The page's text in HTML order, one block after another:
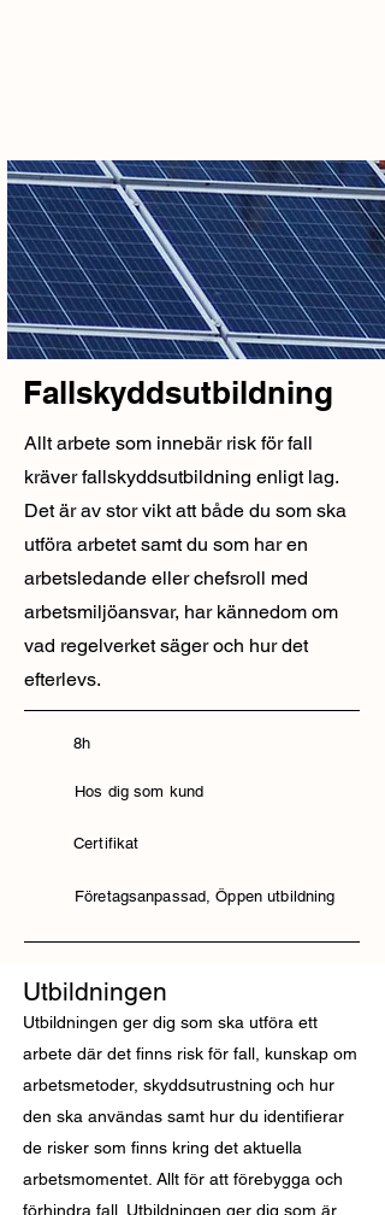
Fallskyddsutbildning
Allt arbete som innebär risk för fall
kräver fallskyddsutbildning enligt lag.
Det är av stor vikt att både du som ska
utföra arbetet samt du som har en
arbetsledande eller chefsroll med
arbetsmiljöansvar, har kännedom om
vad regelverket säger och hur det
efterlevs.
8h
Hos dig som kund
Certifikat
Företagsanpassad, Öppen utbildning
Utbildningen
Utbildningen ger dig som ska utföra ett
arbete där det finns risk för fall, kunskap om
arbetsmetoder, skyddsutrustning och hur
den ska användas samt hur du identifierar
de risker som finns kring det aktuella
arbetsmomentet. Allt för att förebygga och
förhindra fall. Utbildningen ger dig som är